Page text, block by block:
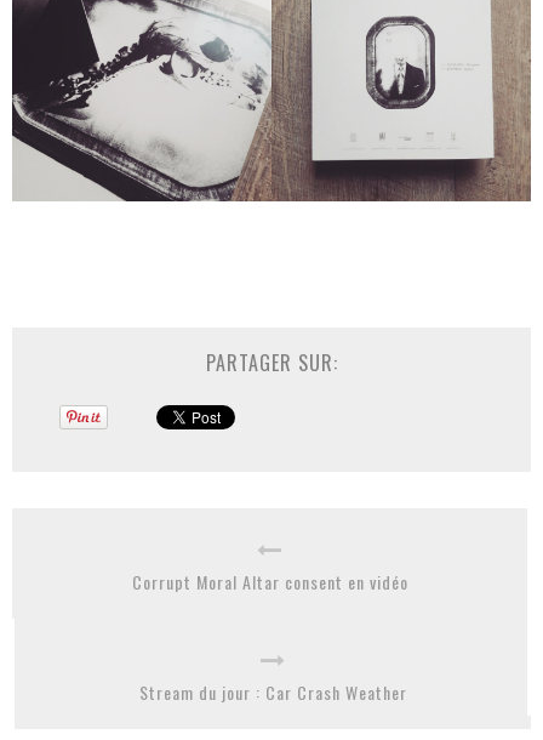
PARTAGER SUR:
Corrupt Moral Altar consent en vidéo
Stream du jour : Car Crash Weather